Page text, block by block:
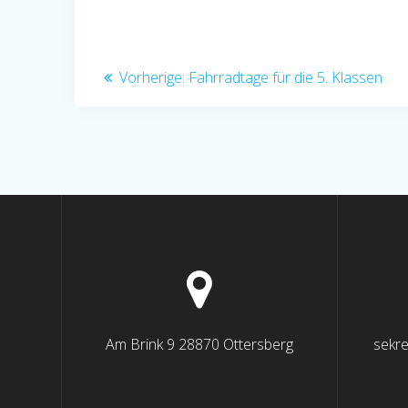
Beitragsnavigation
Vorherige: Vorheriger
Fahrradtage für die 5. Klassen
Am Brink 9 28870 Ottersberg